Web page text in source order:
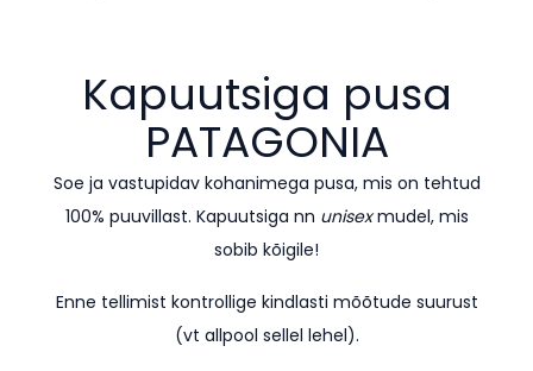
Kapuutsiga pusa
PATAGONIA
Soe ja vastupidav kohanimega pusa, mis on tehtud
100% puuvillast. Kapuutsiga nn unisexmudel, mis
sobib kõigile!
Enne tellimist kontrollige kindlasti mõõtude suurust
(vt allpool sellel lehel).